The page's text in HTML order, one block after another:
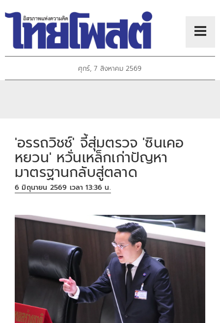
ศุกร์, 7 สิงหาคม 2569
'อรรถวิชช์' จี้สุ่มตรวจ 'ซินเคอ
หยวน' หวั่นเหล็กเก่าปัญหา
มาตรฐานกลับสู่ตลาด
6 มิถุนายน 2569 เวลา 13:36 น.